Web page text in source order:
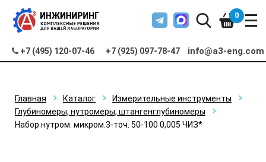
+7 (495) 120-07-46 +7 (925) 097-78-47 info@a3-eng.com
0
Главная Каталог
Измерительные инструменты
Глубиномеры, нутромеры, штангенглубиномеры
Набор нутром. микром.3-точ. 50-100 0,005 ЧИЗ*